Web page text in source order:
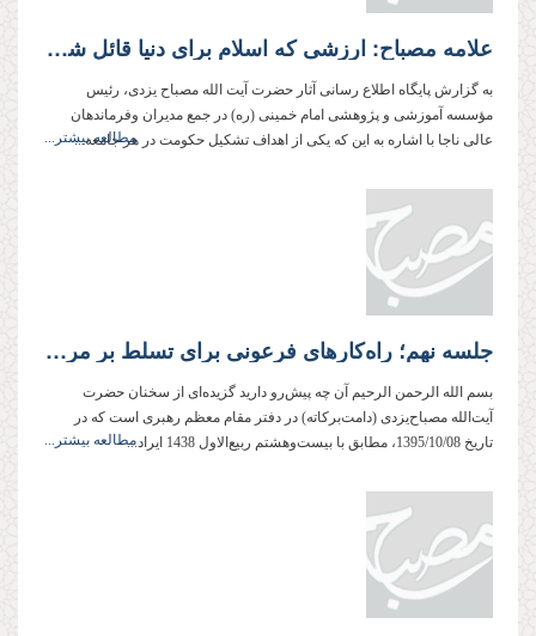
علامه مصباح: ارزشی که اسلام برای دنیا قائل شده، در هیچ مکتبی بیان نشده است.
به گزارش پایگاه اطلاع رسانی آثار حضرت آیت الله مصباح یزدی، رئیس
مؤسسه آموزشی و پژوهشی امام خمینی (ره) در جمع مدیران وفرماندهان
عالی ناجا با اشاره به این که یکی از اهداف تشکیل حکومت در هر جامعه...
مطالعه بیشتر...
جلسه نهم؛ راه‌کارهای فرعونی برای تسلط بر مردم(2)
بسم الله الرحمن الرحیم آن چه پیش‌رو دارید گزیده‌ای از سخنان حضرت
آیت‌الله مصباح‌یزدی (دامت‌بركاته) در دفتر مقام معظم رهبری است كه در
تاریخ 1395/10/08، مطابق با بیست‌وهشتم ربیع‌الاول 1438 ایراد...
مطالعه بیشتر...